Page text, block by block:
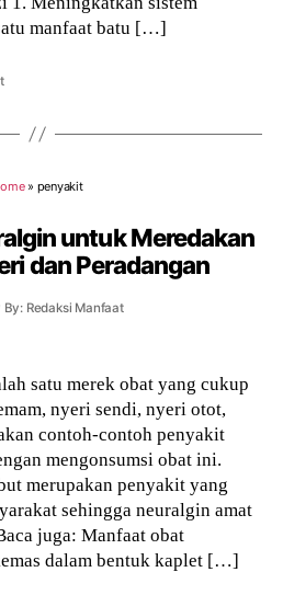
manfaat batu […]
» penyakit
untuk Meredakan
dan Peradangan
By: Redaksi Manfaat
satu merek obat yang cukup
nyeri sendi, nyeri otot,
contoh-contoh penyakit
mengonsumsi obat ini.
merupakan penyakit yang
sehingga neuralgin amat
juga: Manfaat obat
dalam bentuk kaplet […]